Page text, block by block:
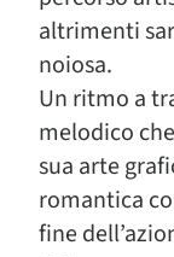
altrimenti
noiosa.
Un ritmo a
melodico
sua arte
romantica
fine